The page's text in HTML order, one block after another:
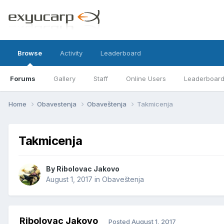
Browse
Forums Gallery Staff Online Users Leaderboard
Activity Leaderboard
Home Obavestenja Obaveštenja Takmicenja
Takmicenja
By Ribolovac Jakovo
August 1, 2017 in Obaveštenja
Ribolovac Jakovo Posted August 1, 2017